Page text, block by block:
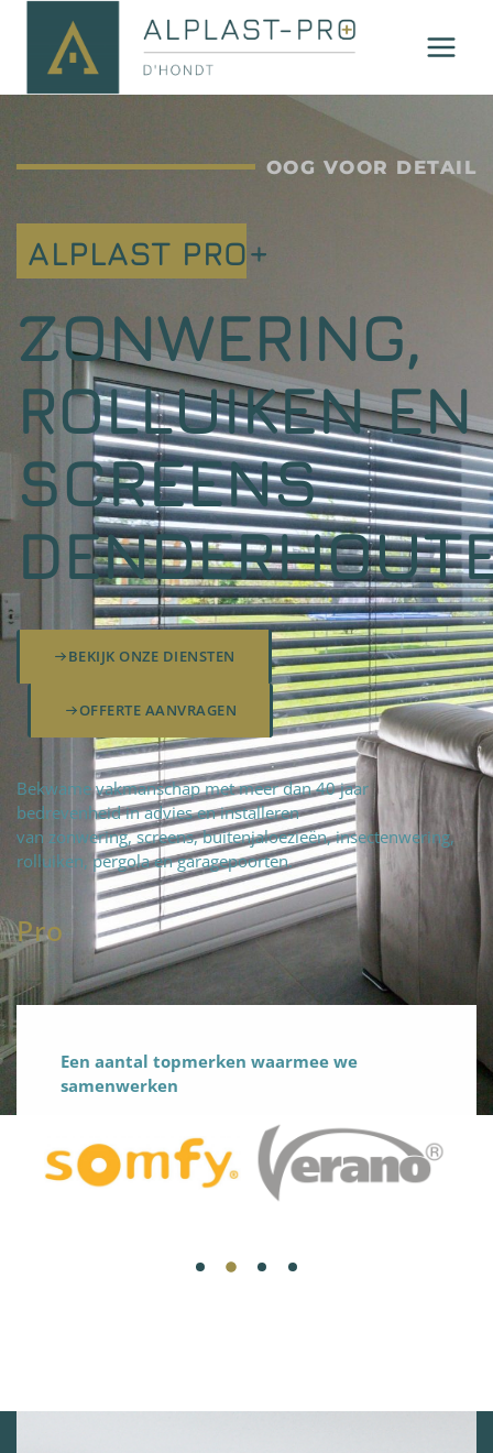
OOG VOOR DETAIL
ALPLAST PRO+
ZONWERING,
ROLLUIKEN EN
SCREENS
BEKIJK ONZE DIENSTEN
OFFERTE AANVRAGEN
Bekwame vakmanschap met meer dan 40 jaar
bedrevenheid in advies en installeren
van zonwering, screens, buitenjaloezieën, insectenwering,
rolluiken, pergola en garagepoorten.
Pro fteam|
Een aantal topmerken waarmee we
samenwerken